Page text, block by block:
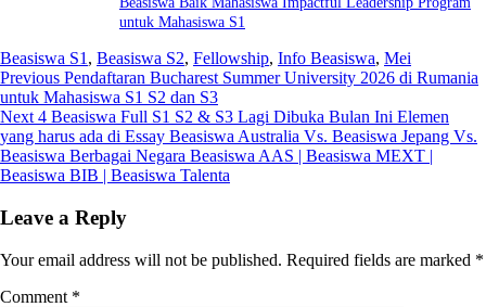
untuk Mahasiswa S1
Beasiswa S1 , Beasiswa S2, Fellowship, Info Beasiswa, Mei
Post
navigation
Previous Previous
post:
Pendaftaran Bucharest Summer University 2026 di Rumania
untuk Mahasiswa S1 S2 dan S3
Next Next
post:
4 Beasiswa Full S1 S2 & S3 Lagi Dibuka Bulan Ini Elemen
yang harus ada di Essay Beasiswa Australia Vs. Beasiswa Jepang Vs.
Beasiswa Berbagai Negara Beasiswa AAS | Beasiswa MEXT |
Beasiswa BIB | Beasiswa Talenta
Leave a Reply
Your email address will not be published. Required fields are marked *
Comment *